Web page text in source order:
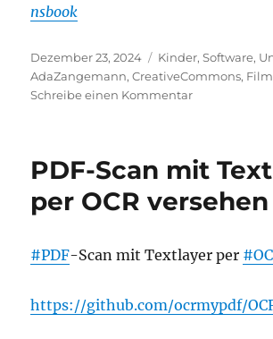
nsbook
Veröffentlicht
am
Dezember 23, 2024 Kategorien
Kinder,Software,
AdaZangemann,CreativeCommons, Film
Schreibe einen Kommentarzu
als
PDF-Scan mit
per OCR versehen
#PDF-Scan mit Textlayer per
https://github.com/ocrmypdf/